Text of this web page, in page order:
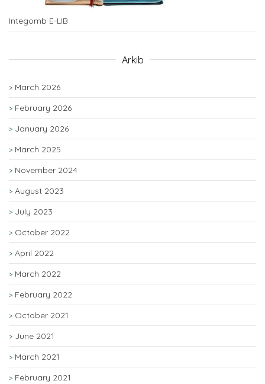
Integomb E-LIB
Arkib
March 2026
February 2026
January 2026
March 2025
November 2024
August 2023
July 2023
October 2022
April 2022
March 2022
February 2022
October 2021
June 2021
March 2021
February 2021